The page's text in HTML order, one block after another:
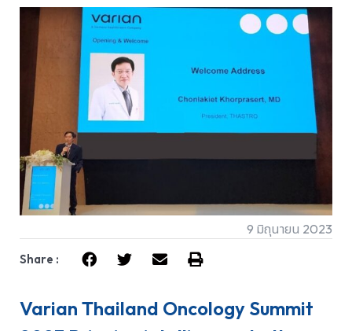
9 มิถุนายน 2023
Share :
Varian Thailand Oncology Summit